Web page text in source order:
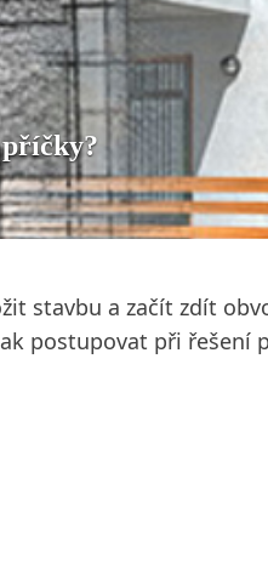
stavbu a začít zdít
postupovat při